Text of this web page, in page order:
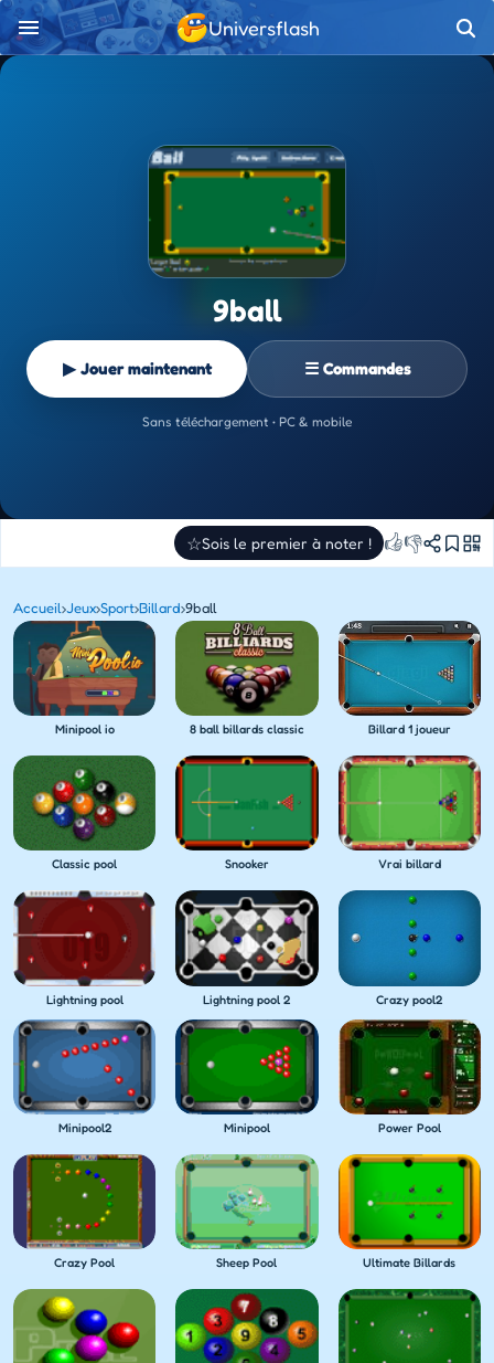
Universflash
9ball
▶ Jouer maintenant ☰ Commandes
Sans téléchargement • PC & mobile
☆Sois le premier à noter ! 👍👎
Accueil›Jeux›Sport›Billard›9ball
Minipool io 8 ball billards classic Billard 1 joueur
Classic pool Snooker Vrai billard
Lightning pool Lightning pool 2 Crazy pool2
Minipool2 Minipool Power Pool
Crazy Pool Sheep Pool Ultimate Billards